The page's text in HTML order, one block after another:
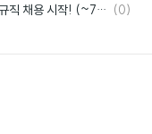
공공기관 취업 준비한다면? 강원신용보증재단 정규직 채용 시작! (~7/27) 댓
(0)